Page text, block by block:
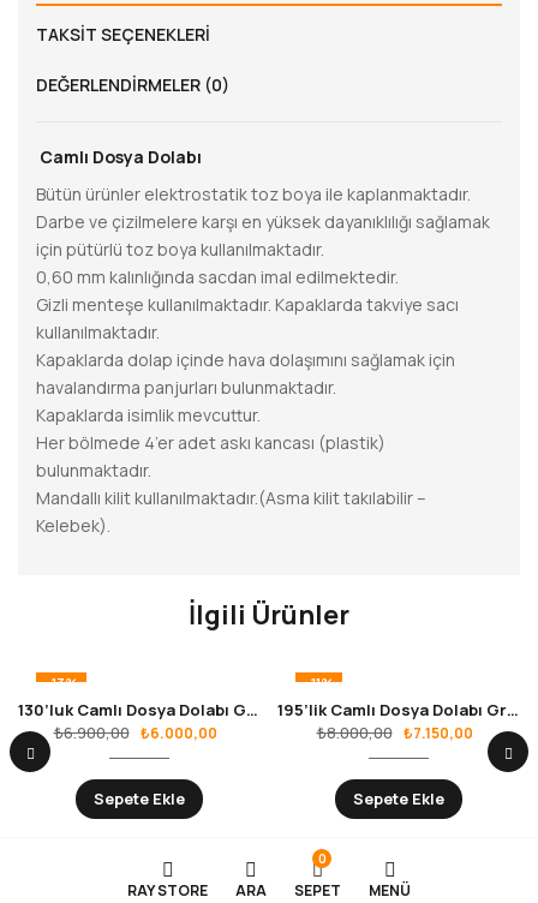
TAKSIT SEÇENEKLERI
DEĞERLENDIRMELER (0)
Camlı Dosya Dolabı
Bütün ürünler elektrostatik toz boya ile kaplanmaktadır.
Darbe ve çizilmelere karşı en yüksek dayanıklılığı sağlamak
için pütürlü toz boya kullanılmaktadır.
0,60 mm kalınlığında sacdan imal edilmektedir.
Gizli menteşe kullanılmaktadır. Kapaklarda takviye sacı
kullanılmaktadır.
Kapaklarda dolap içinde hava dolaşımını sağlamak için
havalandırma panjurları bulunmaktadır.
Kapaklarda isimlik mevcuttur.
Her bölmede 4’er adet askı kancası (plastik)
bulunmaktadır.
Mandallı kilit kullanılmaktadır.(Asma kilit takılabilir –
Kelebek).
İlgili Ürünler
-13%
130’luk Camlı Dosya Dolabı Gri – Mavi
₺6.900,00 ₺6.000,00
Sepete Ekle
-11%
195’lik Camlı Dosya Dolabı Gri – Mavi
₺8.000,00 ₺7.150,00
Sepete Ekle
RAY STORE ARA
0
SEPET MENÜ